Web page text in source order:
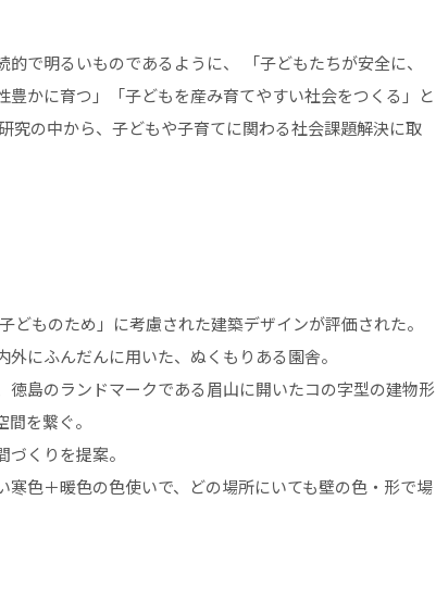
で明るいものであるように、 「子どもたちが安全に、
かに育つ」「子どもを産み育てやすい社会をつくる」と
究の中から、子どもや子育てに関わる社会課題解決に取
どものため」に考慮された建築デザインが評価された。
にふんだんに用いた、ぬくもりある園舎。
徳島のランドマークである眉山に開いたコの字型の建物形
を繋ぐ。
くりを提案。
寒色＋暖色の色使いで、どの場所にいても壁の色・形で場